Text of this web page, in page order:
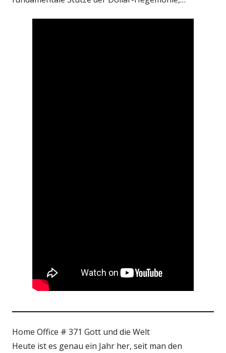
Home Office # 371 Gott und die Welt
Heute ist es genau ein Jahr her, seit man den